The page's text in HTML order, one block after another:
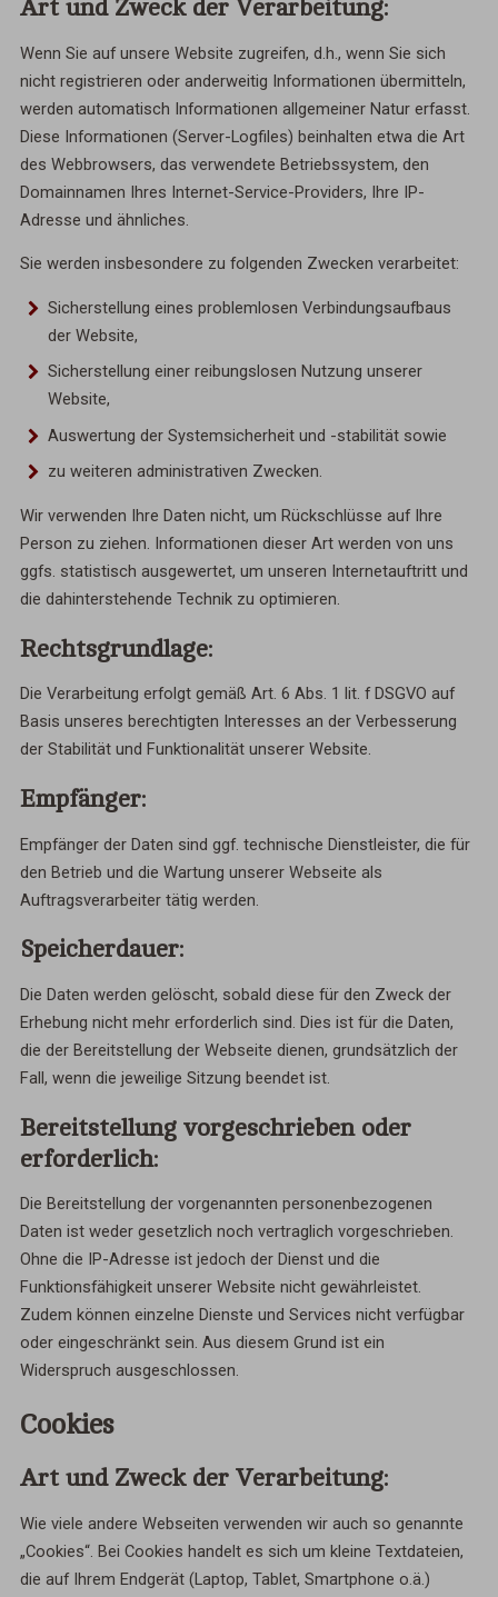
Art und Zweck der Verarbeitung:
Wenn Sie auf unsere Website zugreifen, d.h., wenn Sie sich
nicht registrieren oder anderweitig Informationen übermitteln,
werden automatisch Informationen allgemeiner Natur erfasst.
Diese Informationen (Server-Logfiles) beinhalten etwa die Art
des Webbrowsers, das verwendete Betriebssystem, den
Domainnamen Ihres Internet-Service-Providers, Ihre IP-
Adresse und ähnliches.
Sie werden insbesondere zu folgenden Zwecken verarbeitet:
Sicherstellung eines problemlosen Verbindungsaufbaus
der Website,
Sicherstellung einer reibungslosen Nutzung unserer
Website,
Auswertung der Systemsicherheit und -stabilität sowie
zu weiteren administrativen Zwecken.
Wir verwenden Ihre Daten nicht, um Rückschlüsse auf Ihre
Person zu ziehen. Informationen dieser Art werden von uns
ggfs. statistisch ausgewertet, um unseren Internetauftritt und
die dahinterstehende Technik zu optimieren.
Rechtsgrundlage:
Die Verarbeitung erfolgt gemäß Art. 6 Abs. 1 lit. f DSGVO auf
Basis unseres berechtigten Interesses an der Verbesserung
der Stabilität und Funktionalität unserer Website.
Empfänger:
Empfänger der Daten sind ggf. technische Dienstleister, die für
den Betrieb und die Wartung unserer Webseite als
Auftragsverarbeiter tätig werden.
Speicherdauer:
Die Daten werden gelöscht, sobald diese für den Zweck der
Erhebung nicht mehr erforderlich sind. Dies ist für die Daten,
die der Bereitstellung der Webseite dienen, grundsätzlich der
Fall, wenn die jeweilige Sitzung beendet ist.
Bereitstellung vorgeschrieben oder
erforderlich:
Die Bereitstellung der vorgenannten personenbezogenen
Daten ist weder gesetzlich noch vertraglich vorgeschrieben.
Ohne die IP-Adresse ist jedoch der Dienst und die
Funktionsfähigkeit unserer Website nicht gewährleistet.
Zudem können einzelne Dienste und Services nicht verfügbar
oder eingeschränkt sein. Aus diesem Grund ist ein
Widerspruch ausgeschlossen.
Cookies
Art und Zweck der Verarbeitung:
Wie viele andere Webseiten verwenden wir auch so genannte
„Cookies“. Bei Cookies handelt es sich um kleine Textdateien,
die auf Ihrem Endgerät (Laptop, Tablet, Smartphone o.ä.)